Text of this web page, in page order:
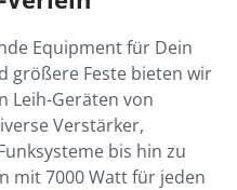
Equipment für Dein
größere Feste bieten wir
Leih-Geräten von
Verstärker,
bis hin zu
mit 7000 Watt für jeden